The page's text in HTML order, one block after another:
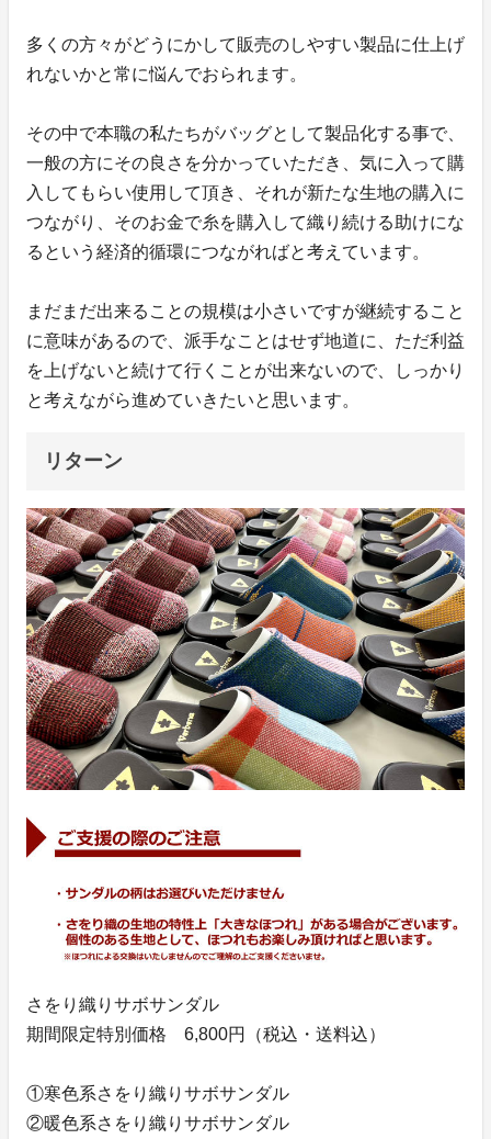
多くの方々がどうにかして販売のしやすい製品に仕上げ
れないかと常に悩んでおられます。
その中で本職の私たちがバッグとして製品化する事で、
一般の方にその良さを分かっていただき、気に入って購
入してもらい使用して頂き、それが新たな生地の購入に
つながり、そのお金で糸を購入して織り続ける助けにな
るという経済的循環につながればと考えています。
まだまだ出来ることの規模は小さいですが継続すること
に意味があるので、派手なことはせず地道に、ただ利益
を上げないと続けて行くことが出来ないので、しっかり
と考えながら進めていきたいと思います。
リターン
さをり織りサボサンダル
期間限定特別価格 6,800円（税込・送料込）
①寒色系さをり織りサボサンダル
②暖色系さをり織りサボサンダル